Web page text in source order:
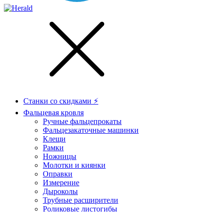
Станки со скидками ⚡
Фальцевая кровля
Ручные фальцепрокаты
Фальцезакаточные машинки
Клещи
Рамки
Ножницы
Молотки и киянки
Оправки
Измерение
Дыроколы
Трубные расширители
Роликовые листогибы